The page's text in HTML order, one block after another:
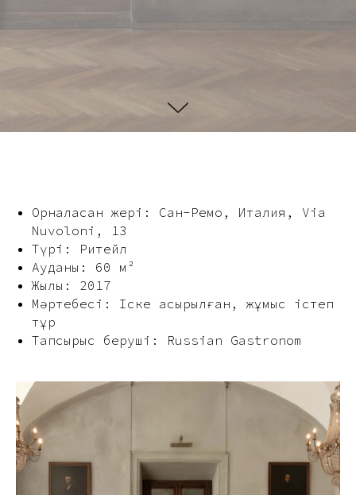
Орналасқан жері: Сан-Ремо, Италия, Via
Nuvoloni, 13
Түрі: Ритейл
Ауданы: 60 м²
Жылы: 2017
Мәртебесі: Іске асырылған, жұмыс істеп
тұр
Тапсырыс беруші: Russian Gastronom